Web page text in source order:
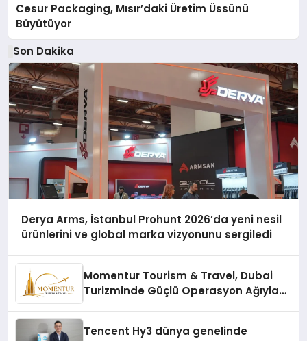
Cesur Packaging, Mısır’daki Üretim Üssünü
Büyütüyor
Son Dakika
Derya Arms, İstanbul Prohunt 2026’da yeni nesil
ürünlerini ve global marka vizyonunu sergiledi
Momentur Tourism & Travel, Dubai
Turizminde Güçlü Operasyon Ağıyla
Tencent Hy3 dünya genelinde